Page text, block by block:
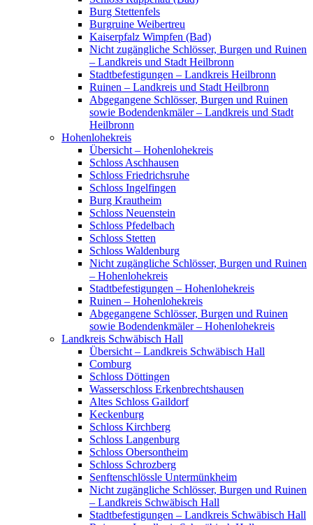
Burg Stettenfels
Burgruine Weibertreu
Kaiserpfalz Wimpfen (Bad)
Nicht zugängliche Schlösser, Burgen und Ruinen
– Landkreis und Stadt Heilbronn
Stadtbefestigungen – Landkreis Heilbronn
Ruinen – Landkreis und Stadt Heilbronn
Abgegangene Schlösser, Burgen und Ruinen
sowie Bodendenkmäler – Landkreis und Stadt
Heilbronn
Hohenlohekreis
Übersicht – Hohenlohekreis
Schloss Aschhausen
Schloss Friedrichsruhe
Schloss Ingelfingen
Burg Krautheim
Schloss Neuenstein
Schloss Pfedelbach
Schloss Stetten
Schloss Waldenburg
Nicht zugängliche Schlösser, Burgen und Ruinen
– Hohenlohekreis
Stadtbefestigungen – Hohenlohekreis
Ruinen – Hohenlohekreis
Abgegangene Schlösser, Burgen und Ruinen
sowie Bodendenkmäler – Hohenlohekreis
Landkreis Schwäbisch Hall
Übersicht – Landkreis Schwäbisch Hall
Comburg
Schloss Döttingen
Wasserschloss Erkenbrechtshausen
Altes Schloss Gaildorf
Keckenburg
Schloss Kirchberg
Schloss Langenburg
Schloss Obersontheim
Schloss Schrozberg
Senftenschlössle Untermünkheim
Nicht zugängliche Schlösser, Burgen und Ruinen
– Landkreis Schwäbisch Hall
Stadtbefestigungen – Landkreis Schwäbisch Hall